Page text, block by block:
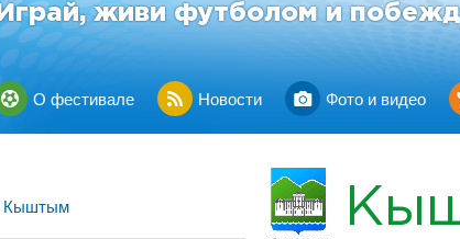
Играй, живи футболом и
О фестивале Новости Фото и видео
Кыштым